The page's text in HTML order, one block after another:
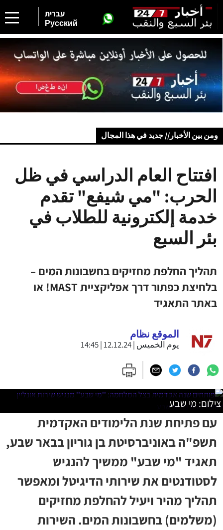
עברית
Русский
ومن بين الأخبار// جديد في هذا المجال
افتتاح العام الدراسي في ظل
الحرب: "مي شيفع" تقدم
خدمة إلكترونية للطلاب في
بئر السبع
תהליך החלפת מחזיקים בחשבונות המים –
בלחיצת כפתור דרך אפליקציית MAST! או
באתר התאגיד
الموقع نظام
يوم الخميس | 12.12.24 | 14:45
צילום: מי שבע
עם פתיחת שנת הלימודים האקדמית
תשפ"ה באוניברסיטת בן גוריון בבאר שבע,
תאגיד "מי שבע" ממשיך להנגיש
לסטודנטים את שירותי הדיגיטל ומאפשר
תהליך מהיר ויעיל להחלפת מחזיקים
(משלמים) בחשבונות המים. השירות